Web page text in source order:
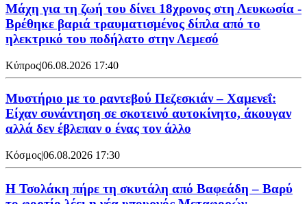
Μάχη για τη ζωή του δίνει 18χρονος στη Λευκωσία -
Βρέθηκε βαριά τραυματισμένος δίπλα από το
ηλεκτρικό του ποδήλατο στην Λεμεσό
Κύπρος|06.08.2026 17:40
Μυστήριο με το ραντεβού Πεζεσκιάν – Χαμενεΐ:
Είχαν συνάντηση σε σκοτεινό αυτοκίνητο, άκουγαν
αλλά δεν έβλεπαν ο ένας τον άλλο
Κόσμος|06.08.2026 17:30
Η Τσολάκη πήρε τη σκυτάλη από Βαφεάδη – Βαρύ